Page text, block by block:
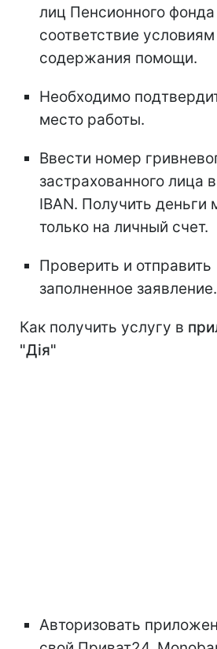
лиц Пенсионного
соответствие условиям
содержания помощи.
Необходимо
место работы.
Ввести номер
застрахованного лица
IBAN. Получить деньги
только на личный счет.
Проверить и отправить
заполненное заявление.
Как получить услугу в
"Дія"
Авторизовать